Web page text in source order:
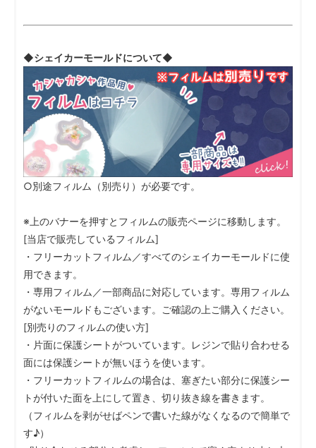
◆シェイカーモールドについて◆
○別途フィルム（別売り）が必要です。
※上のバナーを押すとフィルムの販売ページに移動します。
[当店で販売しているフィルム]
・フリーカットフィルム／すべてのシェイカーモールドに使
用できます。
・専用フィルム／一部商品に対応しています。専用フィルム
がないモールドもございます。ご確認の上ご購入ください。
[別売りのフィルムの使い方]
・片面に保護シートがついています。レジンで貼り合わせる
面には保護シートが無いほうを使います。
・フリーカットフィルムの場合は、塞ぎたい部分に保護シー
トが付いた面を上にして置き、切り抜き線を書きます。
（フィルムを剥がせばペンで書いた線がなくなるので簡単で
す♪）